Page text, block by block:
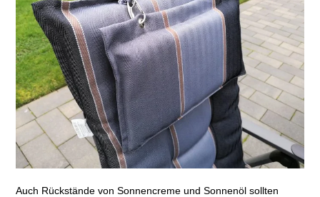
Auch Rückstände von Sonnencreme und Sonnenöl sollten